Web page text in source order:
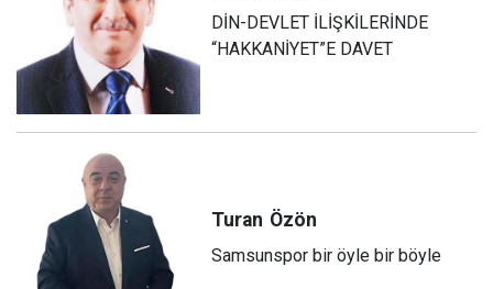
DİN-DEVLET İLİŞKİLERİNDE
“HAKKANİYET”E DAVET
Turan Özön
Samsunspor bir öyle bir böyle